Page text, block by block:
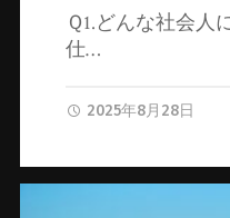
Ｑ1.どんな社会人
仕…
2025年8月28日